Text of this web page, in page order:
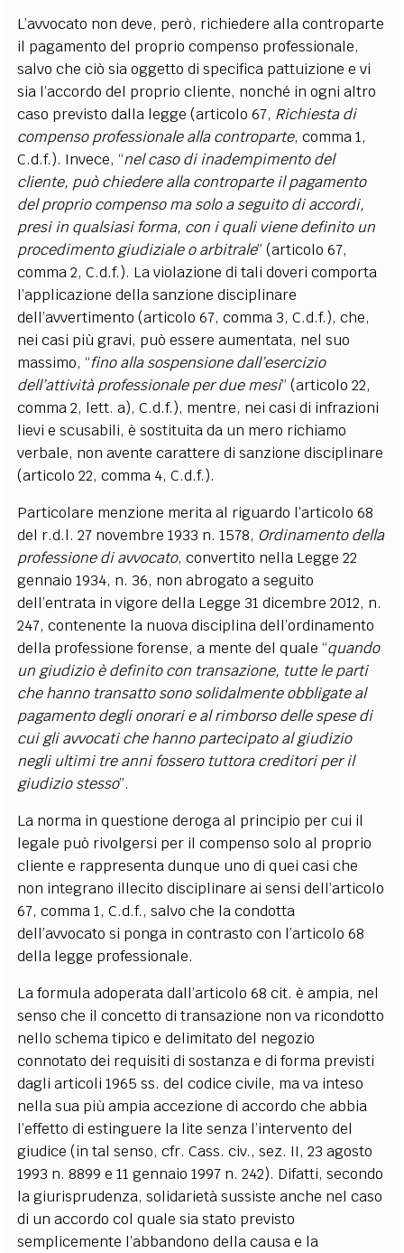
L’avvocato non deve, però, richiedere alla controparte
il pagamento del proprio compenso professionale,
salvo che ciò sia oggetto di specifica pattuizione e vi
sia l’accordo del proprio cliente, nonché in ogni altro
caso previsto dalla legge (articolo 67, Richiesta di
compenso professionale alla controparte, comma 1,
C.d.f.). Invece, “nel caso di inadempimento del
cliente, può chiedere alla controparte il pagamento
del proprio compenso ma solo a seguito di accordi,
presi in qualsiasi forma, con i quali viene definito un
procedimento giudiziale o arbitrale” (articolo 67,
comma 2, C.d.f.). La violazione di tali doveri comporta
l’applicazione della sanzione disciplinare
dell’avvertimento (articolo 67, comma 3, C.d.f.), che,
nei casi più gravi, può essere aumentata, nel suo
massimo, “fino alla sospensione dall’esercizio
dell’attività professionale per due mesi” (articolo 22,
comma 2, lett. a), C.d.f.), mentre, nei casi di infrazioni
lievi e scusabili, è sostituita da un mero richiamo
verbale, non avente carattere di sanzione disciplinare
(articolo 22, comma 4, C.d.f.).
Particolare menzione merita al riguardo l’articolo 68
del r.d.l. 27 novembre 1933 n. 1578, Ordinamento della
professione di avvocato, convertito nella Legge 22
gennaio 1934, n. 36, non abrogato a seguito
dell’entrata in vigore della Legge 31 dicembre 2012, n.
247, contenente la nuova disciplina dell’ordinamento
della professione forense, a mente del quale “quando
un giudizio è definito con transazione, tutte le parti
che hanno transatto sono solidalmente obbligate al
pagamento degli onorari e al rimborso delle spese di
cui gli avvocati che hanno partecipato al giudizio
negli ultimi tre anni fossero tuttora creditori per il
giudizio stesso”.
La norma in questione deroga al principio per cui il
legale può rivolgersi per il compenso solo al proprio
cliente e rappresenta dunque uno di quei casi che
non integrano illecito disciplinare ai sensi dell’articolo
67, comma 1, C.d.f., salvo che la condotta
dell’avvocato si ponga in contrasto con l’articolo 68
della legge professionale.
La formula adoperata dall’articolo 68 cit. è ampia, nel
senso che il concetto di transazione non va ricondotto
nello schema tipico e delimitato del negozio
connotato dei requisiti di sostanza e di forma previsti
dagli articoli 1965 ss. del codice civile, ma va inteso
nella sua più ampia accezione di accordo che abbia
l’effetto di estinguere la lite senza l’intervento del
giudice (in tal senso, cfr. Cass. civ., sez. II, 23 agosto
1993 n. 8899 e 11 gennaio 1997 n. 242). Difatti, secondo
la giurisprudenza, solidarietà sussiste anche nel caso
di un accordo col quale sia stato previsto
semplicemente l’abbandono della causa e la